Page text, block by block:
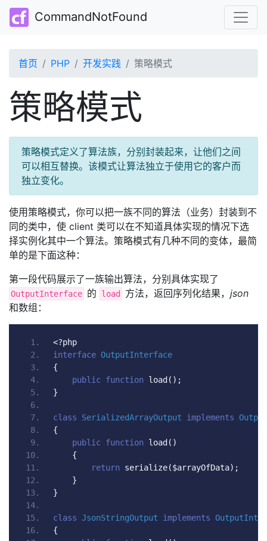
CommandNotFound
首页 PHP 开发实践 策略模式
策略模式
策略模式定义了算法族，分别封装起来，让他们之间
可以相互替换。该模式让算法独立于使用它的客户而
独立变化。
使用策略模式，你可以把一族不同的算法（业务）封装到不
同的类中，使 client 类可以在不知道具体实现的情况下选
择实例化其中一个算法。策略模式有几种不同的变体，最简
单的是下面这种：
第一段代码展示了一族输出算法，分别具体实现了
OutputInterface 的 load 方法，返回序列化结果， json
和数组：
<?php
interface OutputInterface
{
public function load ();
}
class SerializedArrayOutput implements
{
public function load ()
{
return serialize($arrayOfData);
}
}
class JsonStringOutput implements
{